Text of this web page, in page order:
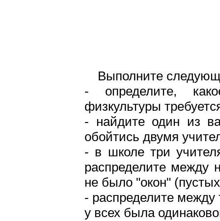
Выполните
- определите,
физкультуры
- найдите один из
обойтись двумя
- в школе три
распределите между
не было "окон"
- распределите между
у всех была